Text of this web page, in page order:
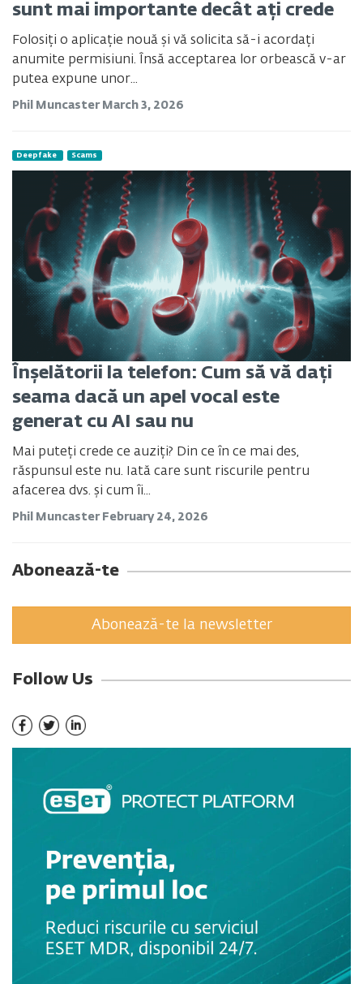
sunt mai importante decât ați crede
Folosiți o aplicație nouă și vă solicita să-i acordați
anumite permisiuni. Însă acceptarea lor orbească v-ar
putea expune unor...
Phil Muncaster March 3, 2026
Deepfake Scams
Înșelătorii la telefon: Cum să vă dați
seama dacă un apel vocal este
generat cu AI sau nu
Mai puteți crede ce auziți? Din ce în ce mai des,
răspunsul este nu. Iată care sunt riscurile pentru
afacerea dvs. și cum îi...
Phil Muncaster February 24, 2026
Abonează-te
Abonează-te la newsletter
Follow Us